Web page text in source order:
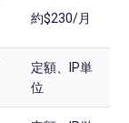
約$230/月
定額、IP単
位